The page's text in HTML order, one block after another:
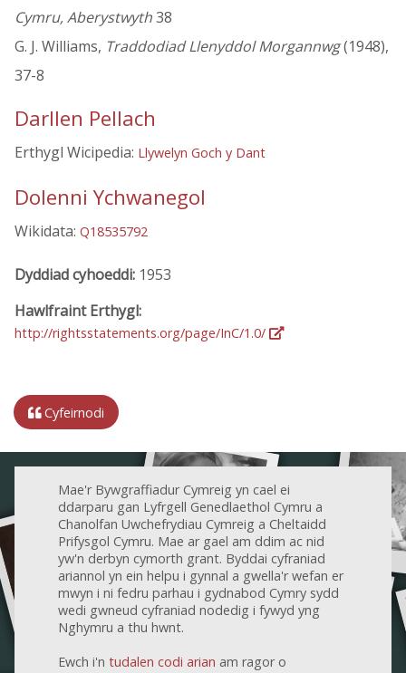
Cymru, Aberystwyth38
G. J. Williams, Traddodiad Llenyddol Morgannwg(1948),
37-8
Darllen Pellach
Erthygl Wicipedia: Llywelyn Goch y Dant
Dolenni Ychwanegol
Wikidata: Q18535792
Dyddiad cyhoeddi: 1953
Hawlfraint Erthygl:
http://rightsstatements.org/page/InC/1.0/
Cyfeirnodi
Mae'r Bywgraffiadur Cymreig yn cael ei
ddarparu gan Lyfrgell Genedlaethol Cymru a
Chanolfan Uwchefrydiau Cymreig a Cheltaidd
Prifysgol Cymru. Mae ar gael am ddim ac nid
yw'n derbyn cymorth grant. Byddai cyfraniad
ariannol yn ein helpu i gynnal a gwella'r wefan er
mwyn i ni fedru parhau i gydnabod Cymry sydd
wedi gwneud cyfraniad nodedig i fywyd yng
Nghymru a thu hwnt.
Ewch i'n tudalen codi arian am ragor o